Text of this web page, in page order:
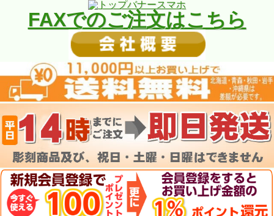
FAXでのご注文はこちら